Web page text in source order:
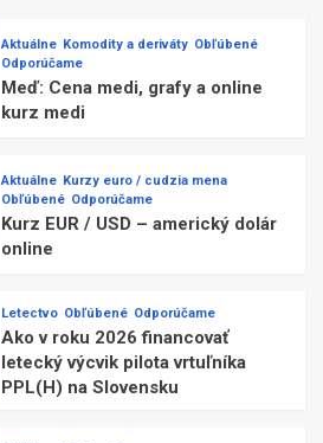
Aktuálne Komodity a deriváty Obľúbené
Odporúčame
Meď: Cena medi, grafy a online
kurz medi
Aktuálne Kurzy euro / cudzia mena
Obľúbené Odporúčame
Kurz EUR / USD – americký dolár
online
Letectvo Obľúbené Odporúčame
Ako v roku 2026 financovať
letecký výcvik pilota vrtuľníka
PPL(H) na Slovensku